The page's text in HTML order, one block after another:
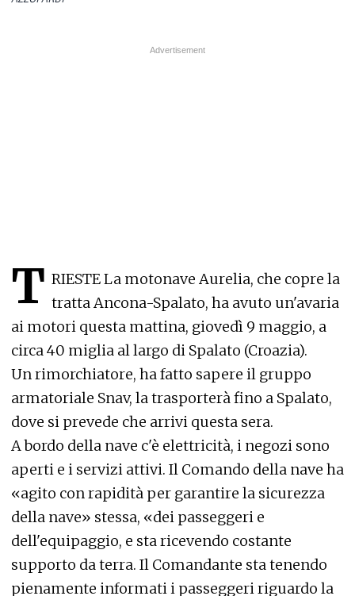
T RIESTE La motonave Aurelia, che copre la
tratta Ancona-Spalato, ha avuto un'avaria
ai motori questa mattina, giovedì 9 maggio, a
circa 40 miglia al largo di Spalato (Croazia).
Un rimorchiatore, ha fatto sapere il gruppo
armatoriale Snav, la trasporterà fino a Spalato,
dove si prevede che arrivi questa sera.
A bordo della nave c'è elettricità, i negozi sono
aperti e i servizi attivi. Il Comando della nave ha
«agito con rapidità per garantire la sicurezza
della nave» stessa, «dei passeggeri e
dell'equipaggio, e sta ricevendo costante
supporto da terra. Il Comandante sta tenendo
pienamente informati i passeggeri riguardo la